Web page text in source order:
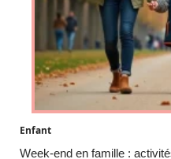
Enfant
Week-end en famille :